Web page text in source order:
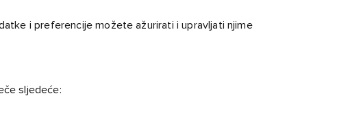
i preferencije možete ažurirati i upravljati njime
sljedeće: